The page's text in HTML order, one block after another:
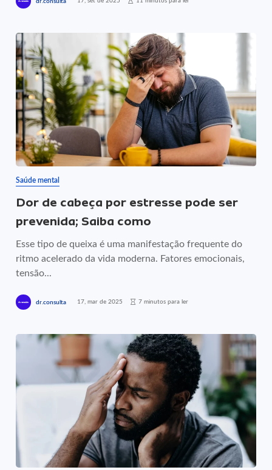
Saúde mental
Dor de cabeça por estresse pode ser
prevenida; Saiba como
Esse tipo de queixa é uma manifestação frequente do
ritmo acelerado da vida moderna. Fatores emocionais,
tensão...
dr.consulta 17, mar de 2025 7 minutos para ler